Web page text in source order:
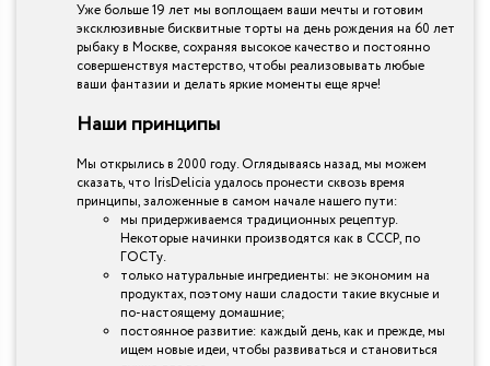
Уже больше 19 лет мы воплощаем ваши мечты и готовим
эксклюзивные бисквитные торты на день рождения на 60 лет
рыбаку в Москве, сохраняя высокое качество и постоянно
совершенствуя мастерство, чтобы реализовывать любые
ваши фантазии и делать яркие моменты еще ярче!
Наши принципы
Мы открылись в 2000 году. Оглядываясь назад, мы можем
сказать, что IrisDelicia удалось пронести сквозь время
принципы, заложенные в самом начале нашего пути:
мы придерживаемся традиционных рецептур.
Некоторые начинки производятся как в СССР, по
ГОСТу.
только натуральные ингредиенты: не экономим на
продуктах, поэтому наши сладости такие вкусные и
по-настоящему домашние;
постоянное развитие: каждый день, как и прежде, мы
ищем новые идеи, чтобы развиваться и становиться